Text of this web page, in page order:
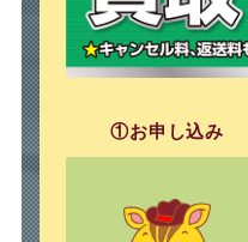
①お申し込み